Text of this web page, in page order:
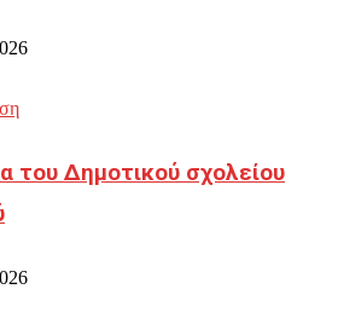
του Δημοτικού σχολείου